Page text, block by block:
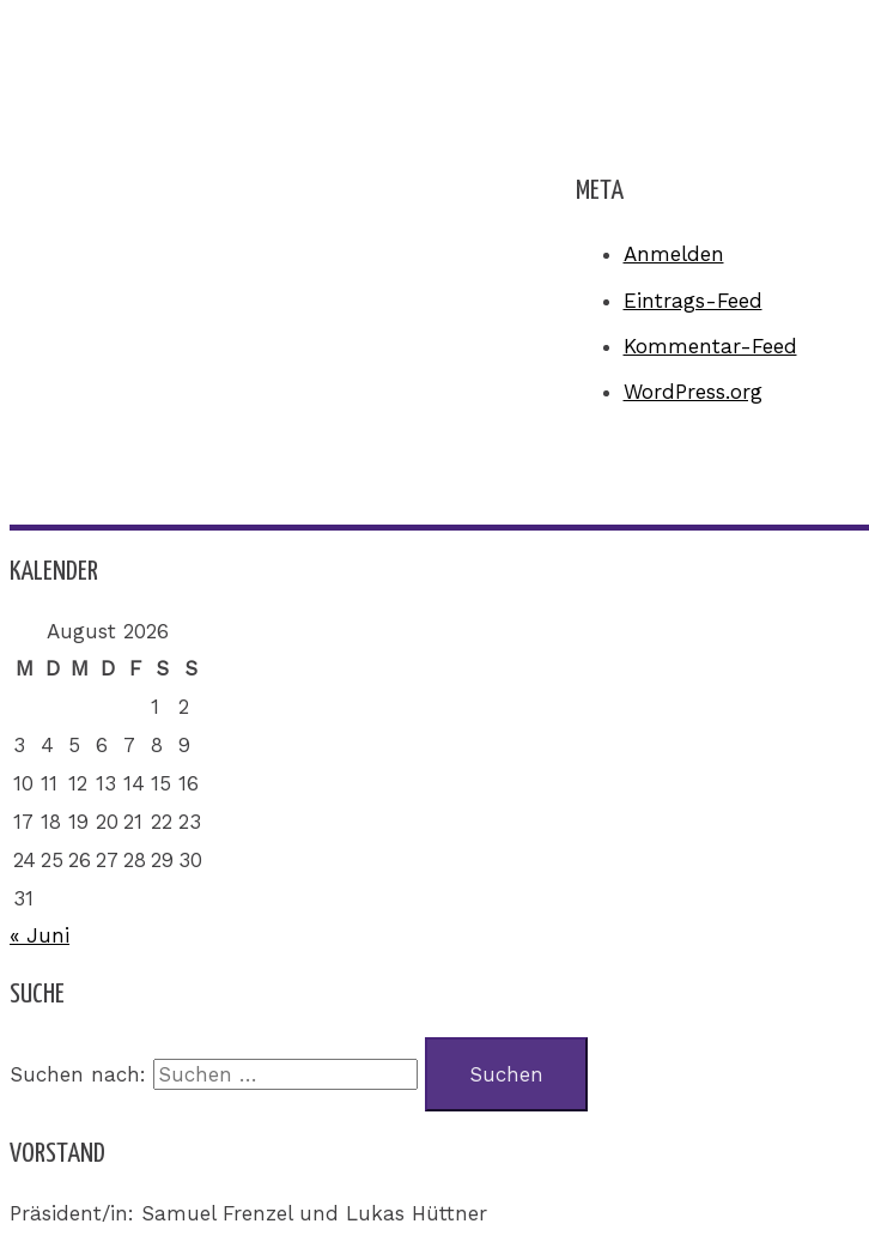
META
Anmelden
Eintrags-Feed
Kommentar-Feed
WordPress.org
KALENDER
August 2026
M
D M D F S
S
1
2
3
4 5 6 7 8
9
10 11 12 13 14 15 16
17 18 19 20 21 22 23
24 25 26 27 28 29 30
31
« Juni
SUCHE
Suchen nach:
VORSTAND
Präsident/in: Samuel Frenzel und Lukas Hüttner